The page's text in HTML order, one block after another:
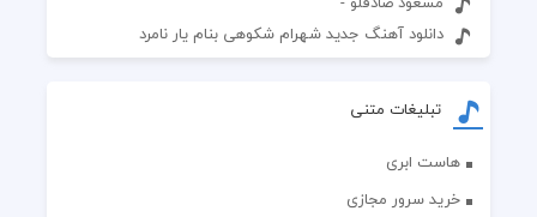
دانلود آهنگ جدید شهرام شکوهی بنام یار نامرد
تبلیغات متنی
هاست ابری
خرید سرور مجازی